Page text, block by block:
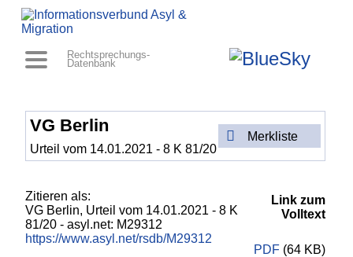
Rechtsprechungs-
Datenbank
VG Berlin
Urteil vom 14.01.2021 - 8 K 81/20
Merkliste
Zitieren als:
VG Berlin, Urteil vom 14.01.2021 - 8 K
81/20 - asyl.net: M29312
https://www.asyl.net/rsdb/M29312
Link zum
Volltext
PDF (64 KB)